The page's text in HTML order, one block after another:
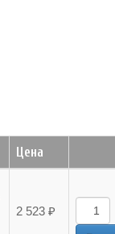
Цена
2 523 ₽